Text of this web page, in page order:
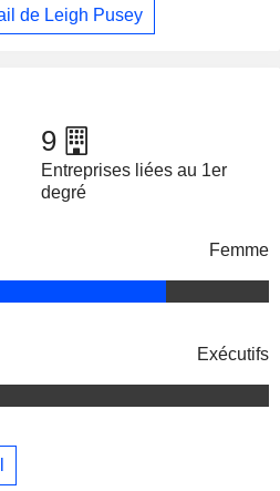
de Leigh Pusey
9
Entreprises liées au 1er
degré
Femme
Exécutifs